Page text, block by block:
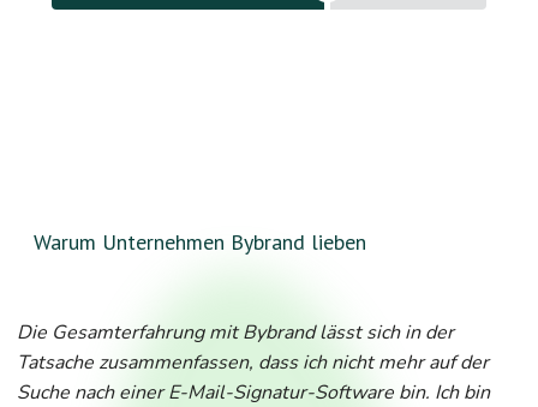
Warum Unternehmen Bybrand lieben
Die Gesamterfahrung mit Bybrand lässt sich in der
Tatsache zusammenfassen, dass ich nicht mehr auf der
Suche nach einer E-Mail-Signatur-Software bin. Ich bin